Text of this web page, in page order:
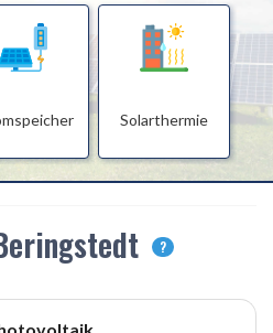
Solarthermie
?